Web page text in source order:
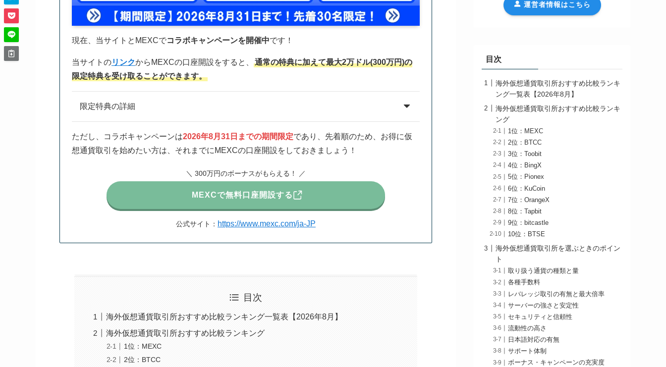
現在、当サイトとMEXCでコラボキャンペーンを開催中です！
当サイトのリンクからMEXCの口座開設をすると、
通常の特典に加えて最大2万ドル(300万円)の
限定特典を受け取ることができます。
限定特典の詳細
ただし、コラボキャンペーンは2026年8月31日までの期間限定であり、先着順のため、お得に仮
想通貨取引を始めたい方は、それまでにMEXCの口座開設をしておきましょう！
＼ 300万円のボーナスがもらえる！ ／
MEXCで無料口座開設する
公式サイト： https://www.mexc.com/ja-JP
目次
海外仮想通貨取引所おすすめ比較ランキング一覧表【2026年8月】
海外仮想通貨取引所おすすめ比較ランキング
1位：MEXC
2位：BTCC
運営者情報はこちら
目次
海外仮想通貨取引所おすすめ比較ランキ
ング一覧表【2026年8月】
海外仮想通貨取引所おすすめ比較ランキ
ング
1位：MEXC
2位：BTCC
3位：Toobit
4位：BingX
5位：Pionex
6位：KuCoin
7位：OrangeX
8位：Tapbit
9位：bitcastle
10位：BTSE
海外仮想通貨取引所を選ぶときのポイン
ト
取り扱う通貨の種類と量
各種手数料
レバレッジ取引の有無と最大倍率
サーバーの強さと安定性
セキュリティと信頼性
流動性の高さ
日本語対応の有無
サポート体制
ボーナス・キャンペーンの充実度